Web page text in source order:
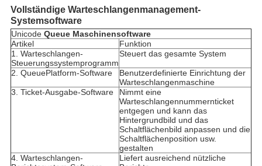
Vollständige Warteschlangenmanagement-
Systemsoftware
Unicode Queue Maschinensoftware
Artikel
Funktion
1. Warteschlangen-
Steuerungssystemprogramm
Steuert das gesamte System
2. QueuePlatform-Software
Benutzerdefinierte Einrichtung der
Warteschlangenmaschine
3. Ticket-Ausgabe-Software
Nimmt eine
Warteschlangennummernticket
entgegen und kann das
Hintergrundbild und das
Schaltflächenbild anpassen und die
Schaltflächenposition usw.
gestalten
4. Warteschlangen-
Liefert ausreichend nützliche